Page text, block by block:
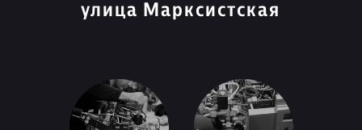
улица Марксистская